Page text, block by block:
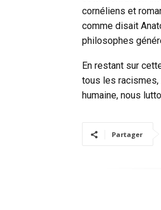
cornéliens et
comme disait
philosophes
En restant sur
tous les racismes,
humaine, nous
Partager